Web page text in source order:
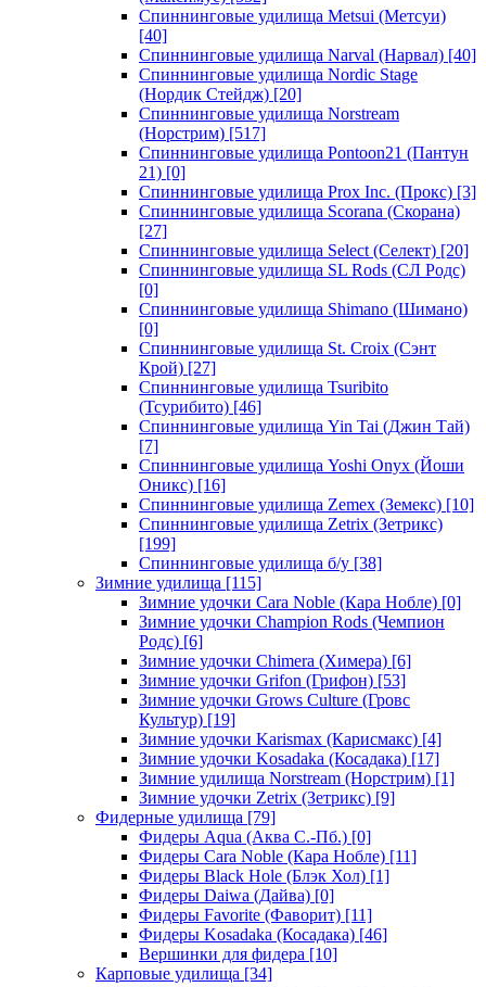
Спиннинговые удилища Metsui (Метсуи)
[40]
Спиннинговые удилища Narval (Нарвал) [40]
Спиннинговые удилища Nordic Stage
(Нордик Стейдж) [20]
Спиннинговые удилища Norstream
(Норстрим) [517]
Спиннинговые удилища Pontoon21 (Пантун
21) [0]
Спиннинговые удилища Prox Inc. (Прокс) [3]
Спиннинговые удилища Scorana (Скорана)
[27]
Спиннинговые удилища Select (Селект) [20]
Спиннинговые удилища SL Rods (СЛ Родс)
[0]
Спиннинговые удилища Shimano (Шимано)
[0]
Спиннинговые удилища St. Croix (Сэнт
Крой) [27]
Спиннинговые удилища Tsuribito
(Тсурибито) [46]
Спиннинговые удилища Yin Tai (Джин Тай)
[7]
Спиннинговые удилища Yoshi Onyx (Йоши
Оникс) [16]
Спиннинговые удилища Zemex (Земекс) [10]
Спиннинговые удилища Zetrix (Зетрикс)
[199]
Спиннинговые удилища б/у [38]
Зимние удилища [115]
Зимние удочки Cara Noble (Кара Нобле) [0]
Зимние удочки Champion Rods (Чемпион
Родс) [6]
Зимние удочки Chimera (Химера) [6]
Зимние удочки Grifon (Грифон) [53]
Зимние удочки Grows Culture (Гровс
Культур) [19]
Зимние удочки Karismax (Карисмакс) [4]
Зимние удочки Kosadaka (Косадака) [17]
Зимние удилища Norstream (Норстрим) [1]
Зимние удочки Zetrix (Зетрикс) [9]
Фидерные удилища [79]
Фидеры Aqua (Аква С.-Пб.) [0]
Фидеры Cara Noble (Кара Нобле) [11]
Фидеры Black Hole (Блэк Хол) [1]
Фидеры Daiwa (Дайва) [0]
Фидеры Favorite (Фаворит) [11]
Фидеры Kosadaka (Косадака) [46]
Вершинки для фидера [10]
Карповые удилища [34]